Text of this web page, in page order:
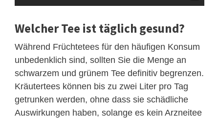
Welcher Tee ist täglich gesund?
Während Früchtetees für den häufigen Konsum
unbedenklich sind, sollten Sie die Menge an
schwarzem und grünem Tee definitiv begrenzen.
Kräutertees können bis zu zwei Liter pro Tag
getrunken werden, ohne dass sie schädliche
Auswirkungen haben, solange es kein Arzneitee